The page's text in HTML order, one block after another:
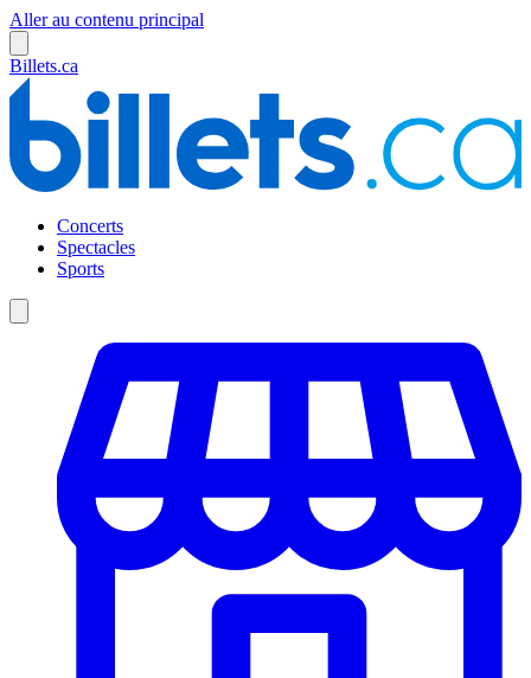
Aller au contenu principal
Billets.ca
Concerts
Spectacles
Sports